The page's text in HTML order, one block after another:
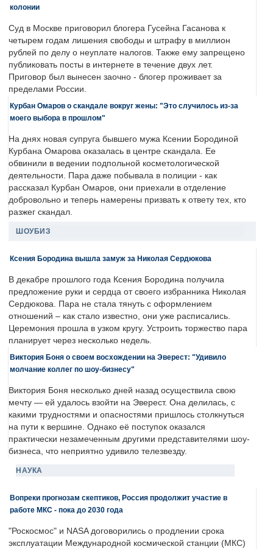
колонии
Суд в Москве приговорил блогера Гусейна Гасанова к
четырем годам лишения свободы и штрафу в миллион
рублей по делу о неуплате налогов. Также ему запрещено
публиковать посты в интернете в течение двух лет.
Приговор был вынесен заочно - блогер проживает за
пределами России.
Курбан Омаров о скандале вокруг жены: "Это случилось из-за
моего выбора в прошлом"
На днях новая супруга бывшего мужа Ксении Бородиной
Курбана Омарова оказалась в центре скандала. Ее
обвинили в ведении подпольной косметологической
деятельности. Пара даже побывала в полиции - как
рассказал Курбан Омаров, они приехали в отделение
добровольно и теперь намерены призвать к ответу тех, кто
разжег скандал.
ШОУБИЗ
Ксения Бородина вышла замуж за Николая Сердюкова
В декабре прошлого года Ксения Бородина получила
предложение руки и сердца от своего избранника Николая
Сердюкова. Пара не стала тянуть с оформлением
отношений – как стало известно, они уже расписались.
Церемония прошла в узком кругу. Устроить торжество пара
планирует через несколько недель.
Виктория Боня о своем восхождении на Эверест: "Удивило
молчание коллег по шоу-бизнесу"
Виктория Боня несколько дней назад осуществила свою
мечту — ей удалось взойти на Эверест. Она делилась, с
какими трудностями и опасностями пришлось столкнуться
на пути к вершине. Однако её поступок оказался
практически незамеченным другими представителями шоу-
бизнеса, что неприятно удивило телезвезду.
НАУКА
Вопреки прогнозам скептиков, Россия продолжит участие в
работе МКС - пока до 2030 года
"Роскосмос" и NASA договорились о продлении срока
эксплуатации Международной космической станции (МКС)